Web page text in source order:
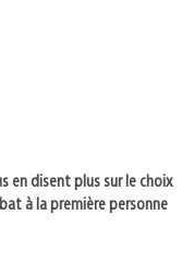
en disent plus sur le choix
à la première personne